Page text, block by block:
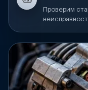
Проверим